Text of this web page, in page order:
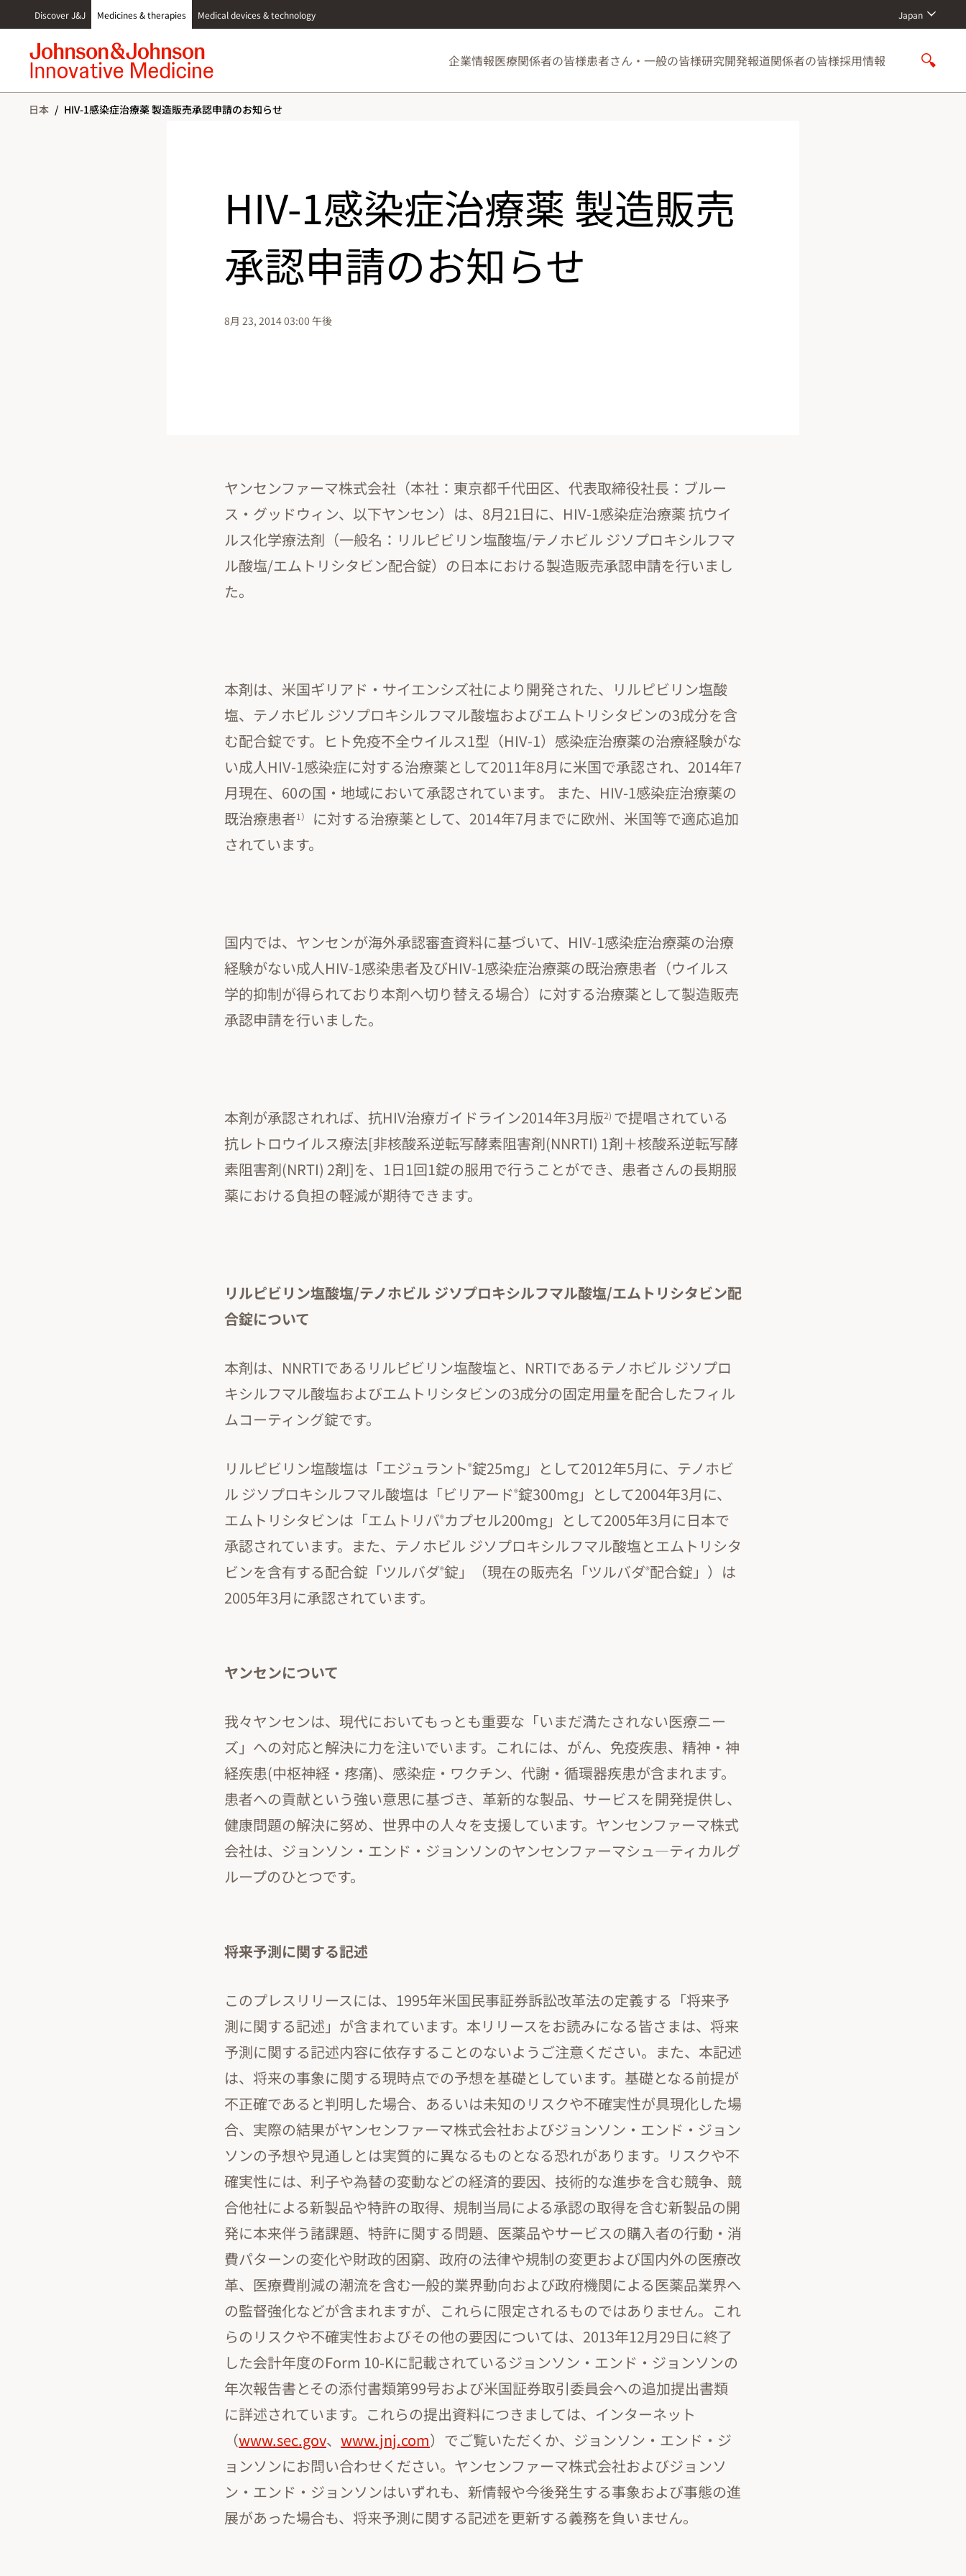
c
Discover J&J Medicines & therapies Medical devices & technology Japan
企業情報医療関係者の皆様患者さん・一般の皆様研究開発報道関係者の皆様採用情報
S
o
日本 / HIV-1感染症治療薬 製造販売承認申請のお知らせ
HIV-1感染症治療薬 製造販売
承認申請のお知らせ
8月 23, 2014 03:00 午後
ヤンセンファーマ株式会社（本社：東京都千代田区、代表取締役社長：ブルー
ス・グッドウィン、以下ヤンセン）は、8月21日に、HIV-1感染症治療薬 抗ウイ
ルス化学療法剤（一般名：リルピビリン塩酸塩/テノホビル ジソプロキシルフマ
ル酸塩/エムトリシタビン配合錠）の日本における製造販売承認申請を行いまし
た。
本剤は、米国ギリアド・サイエンシズ社により開発された、リルピビリン塩酸
塩、テノホビル ジソプロキシルフマル酸塩およびエムトリシタビンの3成分を含
む配合錠です。ヒト免疫不全ウイルス1型（HIV-1）感染症治療薬の治療経験がな
い成人HIV-1感染症に対する治療薬として2011年8月に米国で承認され、2014年7
月現在、60の国・地域において承認されています。 また、HIV-1感染症治療薬の
既治療患者1）
に対する治療薬として、2014年7月までに欧州、米国等で適応追加
されています。
国内では、ヤンセンが海外承認審査資料に基づいて、HIV-1感染症治療薬の治療
経験がない成人HIV-1感染患者及びHIV-1感染症治療薬の既治療患者（ウイルス
学的抑制が得られており本剤へ切り替える場合）に対する治療薬として製造販売
承認申請を行いました。
本剤が承認されれば、抗HIV治療ガイドライン2014年3月版2) で提唱されている
抗レトロウイルス療法[非核酸系逆転写酵素阻害剤(NNRTI) 1剤＋核酸系逆転写酵
素阻害剤(NRTI) 2剤]を、1日1回1錠の服用で行うことができ、患者さんの長期服
薬における負担の軽減が期待できます。
リルピビリン塩酸塩/テノホビル ジソプロキシルフマル酸塩/エムトリシタビン配
合錠について
本剤は、NNRTIであるリルピビリン塩酸塩と、NRTIであるテノホビル ジソプロ
キシルフマル酸塩およびエムトリシタビンの3成分の固定用量を配合したフィル
ムコーティング錠です。
リルピビリン塩酸塩は「エジュラント®錠25mg」として2012年5月に、テノホビ
ル ジソプロキシルフマル酸塩は「ビリアード®錠300mg」として2004年3月に、
エムトリシタビンは「エムトリバ®カプセル200mg」として2005年3月に日本で
承認されています。また、テノホビル ジソプロキシルフマル酸塩とエムトリシタ
ビンを含有する配合錠「ツルバダ®錠」（現在の販売名「ツルバダ®配合錠」）は
2005年3月に承認されています。
ヤンセンについて
我々ヤンセンは、現代においてもっとも重要な「いまだ満たされない医療ニー
ズ」への対応と解決に力を注いでいます。これには、がん、免疫疾患、精神・神
経疾患(中枢神経・疼痛)、感染症・ワクチン、代謝・循環器疾患が含まれます。
患者への貢献という強い意思に基づき、革新的な製品、サービスを開発提供し、
健康問題の解決に努め、世界中の人々を支援しています。ヤンセンファーマ株式
会社は、ジョンソン・エンド・ジョンソンのヤンセンファーマシュ―ティカルグ
ループのひとつです。
将来予測に関する記述
このプレスリリースには、1995年米国民事証券訴訟改革法の定義する「将来予
測に関する記述」が含まれています。本リリースをお読みになる皆さまは、将来
予測に関する記述内容に依存することのないようご注意ください。また、本記述
は、将来の事象に関する現時点での予想を基礎としています。基礎となる前提が
不正確であると判明した場合、あるいは未知のリスクや不確実性が具現化した場
合、実際の結果がヤンセンファーマ株式会社およびジョンソン・エンド・ジョン
ソンの予想や見通しとは実質的に異なるものとなる恐れがあります。リスクや不
確実性には、利子や為替の変動などの経済的要因、技術的な進歩を含む競争、競
合他社による新製品や特許の取得、規制当局による承認の取得を含む新製品の開
発に本来伴う諸課題、特許に関する問題、医薬品やサービスの購入者の行動・消
費パターンの変化や財政的困窮、政府の法律や規制の変更および国内外の医療改
革、医療費削減の潮流を含む一般的業界動向および政府機関による医薬品業界へ
の監督強化などが含まれますが、これらに限定されるものではありません。これ
らのリスクや不確実性およびその他の要因については、2013年12月29日に終了
した会計年度のForm 10-Kに記載されているジョンソン・エンド・ジョンソンの
年次報告書とその添付書類第99号および米国証券取引委員会への追加提出書類
に詳述されています。これらの提出資料につきましては、インターネット
（www.sec.gov、 www.jnj.com）でご覧いただくか、ジョンソン・エンド・ジ
ョンソンにお問い合わせください。ヤンセンファーマ株式会社およびジョンソ
ン・エンド・ジョンソンはいずれも、新情報や今後発生する事象および事態の進
展があった場合も、将来予測に関する記述を更新する義務を負いません。